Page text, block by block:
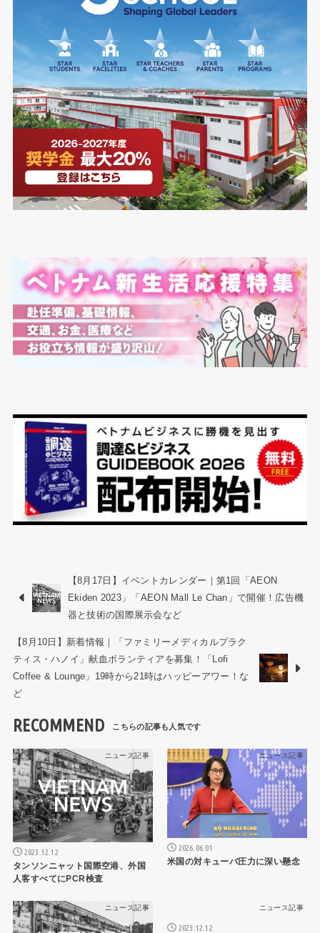
【8月17日】イベントカレンダー｜第1回「AEON
Ekiden 2023」「AEON Mall Le Chan」で開催！広告機
器と技術の国際展示会など
【8月10日】新着情報｜「ファミリーメディカルプラク
ティス・ハノイ」献血ボランティアを募集！「Lofi
Coffee & Lounge」19時から21時はハッピーアワー！な
ど
RECOMMEND
ニュース記事
2023.12.12
タンソンニャット国際空港、外国
人客すべてにPCR検査
ニュース記事
2026.06.01
米国の対キューバ圧力に深い懸念
ニュース記事 ニュース記事
2023.12.12